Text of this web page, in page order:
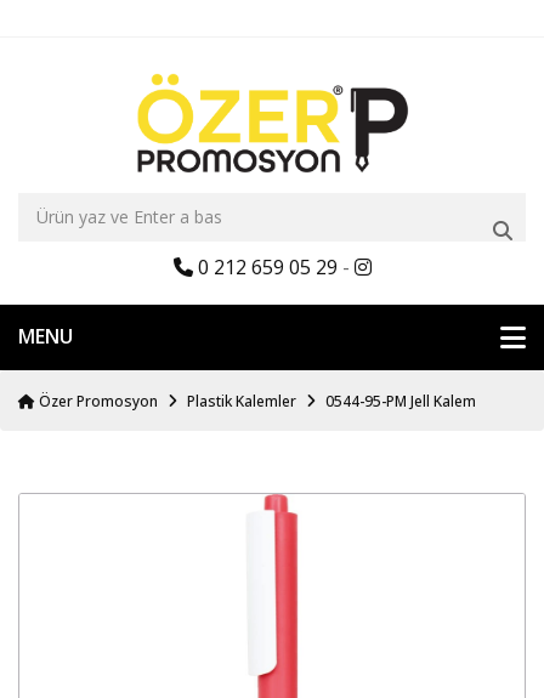
0 212 659 05 29 -
MENU
Özer Promosyon Plastik Kalemler 0544-95-PM Jell Kalem